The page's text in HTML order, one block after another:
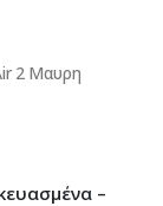
2 Μαυρη
–